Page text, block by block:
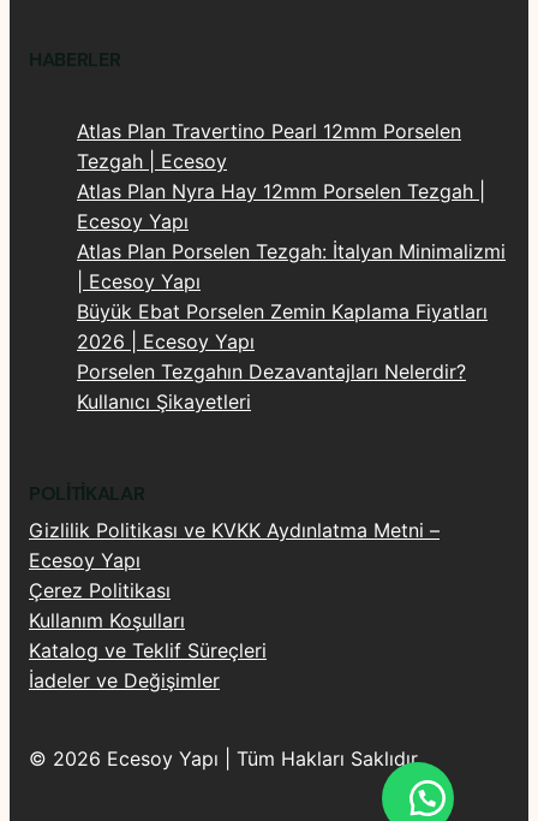
HABERLER
Atlas Plan Travertino Pearl 12mm Porselen
Tezgah | Ecesoy
Atlas Plan Nyra Hay 12mm Porselen Tezgah |
Ecesoy Yapı
Atlas Plan Porselen Tezgah: İtalyan Minimalizmi
| Ecesoy Yapı
Büyük Ebat Porselen Zemin Kaplama Fiyatları
2026 | Ecesoy Yapı
Porselen Tezgahın Dezavantajları Nelerdir?
Kullanıcı Şikayetleri
POLITIKALAR
Gizlilik Politikası ve KVKK Aydınlatma Metni –
Ecesoy Yapı
Çerez Politikası
Kullanım Koşulları
Katalog ve Teklif Süreçleri
İadeler ve Değişimler
© 2026 Ecesoy Yapı | Tüm Hakları Saklıdır